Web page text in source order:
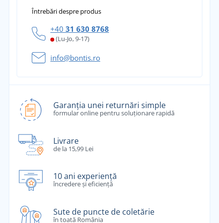
Întrebări despre produs
+40 31 630 8768
(Lu-Jo, 9-17)
info@bontis.ro
Garanția unei returnări simple
formular online pentru soluționare rapidă
Livrare
de la 15,99 Lei
10 ani experiență
încredere și eficiență
Sute de puncte de coletărie
în toată România